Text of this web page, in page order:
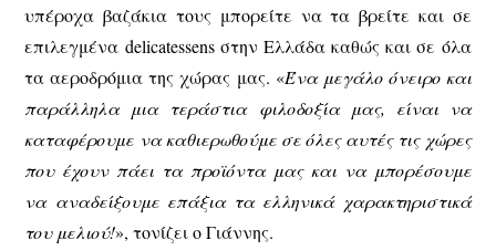
υπέροχα βαζάκια τους μπορείτε να τα βρείτε και σε
επιλεγμένα delicatessens στην Ελλάδα καθώς και σε όλα
τα αεροδρόμια της χώρας μας. «Ένα μεγάλο όνειρο και
παράλληλα μια τεράστια φιλοδοξία μας, είναι να
καταφέρουμε να καθιερωθούμε σε όλες αυτές τις χώρες
που έχουν πάει τα προϊόντα μας και να μπορέσουμε
να αναδείξουμε επάξια τα ελληνικά χαρακτηριστικά
του μελιού!», τονίζει ο Γιάννης.